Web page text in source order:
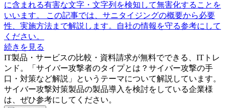
に含まれる有害な文字・文字列を検知して無害化することを
いいます。 この記事では、サニタイジングの概要から必要
性、実施方法まで解説します。自社の情報を守る参考にして
ください。
続きを見る
IT製品・サービスの比較・資料請求が無料でできる、ITトレ
ンド。「 サイバー攻撃者のタイプとは？サイバー攻撃の手
口・対策など解説 」というテーマについて解説しています。
サイバー攻撃対策製品の製品導入を検討をしている企業様
は、ぜひ参考にしてください。